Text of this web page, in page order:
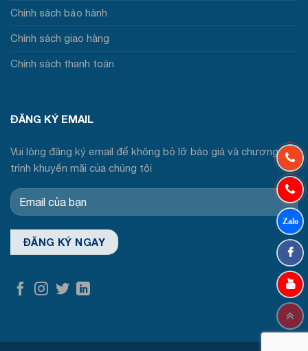
Chính sách bảo hành
Chính sách giao hàng
Chính sách thanh toán
ĐĂNG KÝ EMAIL
Vui lòng đăng ký email để không bỏ lỡ báo giá và chương
trình khuyến mãi của chúng tôi